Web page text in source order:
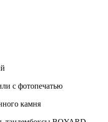
с фотопечатью
камня